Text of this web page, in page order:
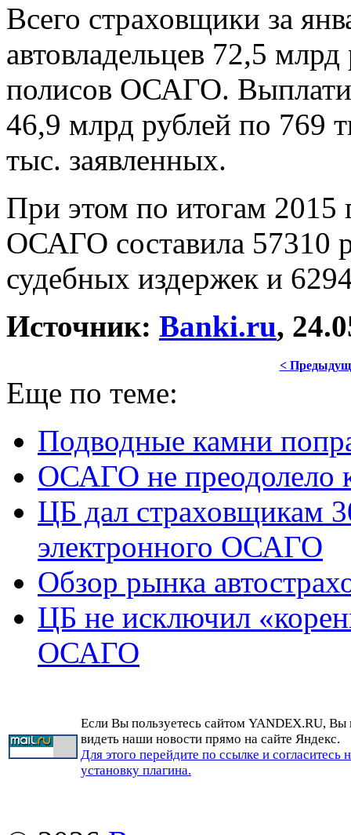
Всего страховщики за
автовладельцев 72,5
полисов ОСАГО.
46,9 млрд рублей по 769
тыс. заявленных.
При этом по итогам 2015
ОСАГО составила 57310
судебных издержек и
Источник: Banki.ru,
<
Еще по теме:
Подводные камни
ОСАГО не преодолело
ЦБ дал страховщикам
электронного ОСАГО
Обзор рынка
ЦБ не исключил
ОСАГО
Если Вы пользуетесь сайтом YANDEX.RU, Вы
видеть наши новости прямо на сайте Яндекс.
Для этого перейдите по ссылке и согласитесь
установку плагина.